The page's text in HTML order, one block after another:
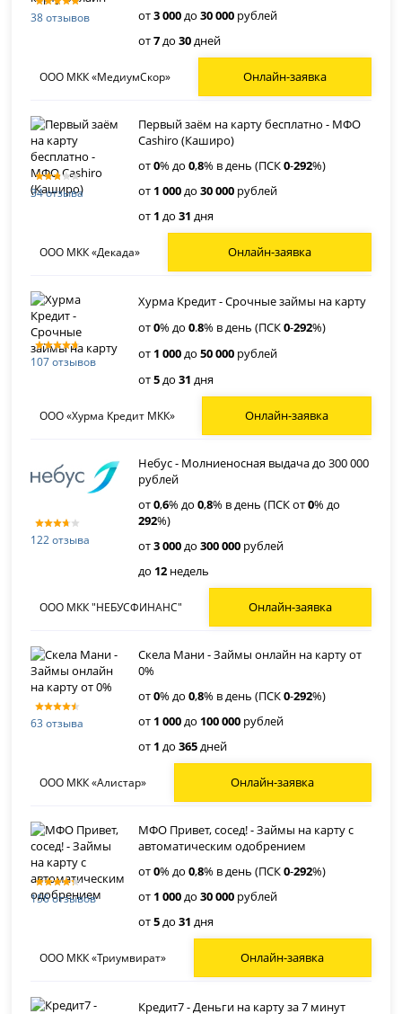
38 отзывов
от3 000до30 000 рублей
от7до30дней
ООО МКК «МедиумСкор» Онлайн-заявка
34 отзыва
Первый заём на карту бесплатно - МФО
Cashiro (Каширо)
от0% до0,8% в день (ПСК0-292%)
от 1 000до30 000 рублей
от 1 до31 дня
ООО МКК «Декада» Онлайн-заявка
107 отзывов
Хурма Кредит - Срочные займы на карту
от0% до0.8% в день (ПСК0-292%)
от 1 000до50 000 рублей
от5до31 дня
ООО «Хурма Кредит МКК» Онлайн-заявка
122 отзыва
Небус - Молниеносная выдача до 300 000
рублей
от0,6% до0,8% в день (ПСК от0% до
292%)
от3 000до300 000 рублей
до 12 недель
ООО МКК "НЕБУСФИНАНС" Онлайн-заявка
63 отзыва
Скела Мани - Займы онлайн на карту от
0%
от0% до0,8% в день (ПСК0-292%)
от 1 000до 100 000 рублей
от 1 до365дней
ООО МКК «Алистар» Онлайн-заявка
156 отзывов
МФО Привет, сосед! - Займы на карту с
автоматическим одобрением
от0% до0,8% в день (ПСК0-292%)
от 1 000до30 000 рублей
от5до31 дня
ООО МКК «Триумвират» Онлайн-заявка
Кредит7 - Деньги на карту за 7 минут